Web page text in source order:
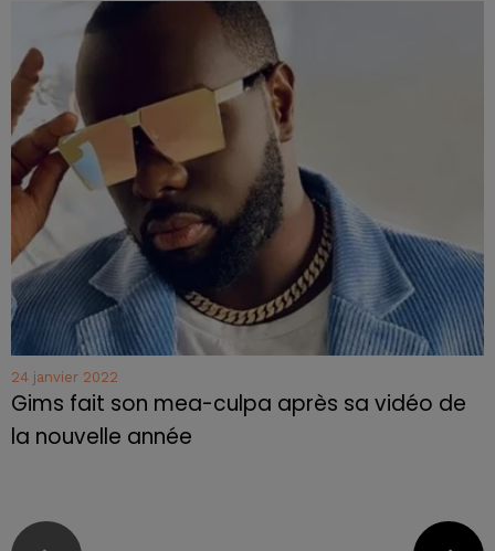
24 janvier 2022
Gims fait son mea-culpa après sa vidéo de
la nouvelle année